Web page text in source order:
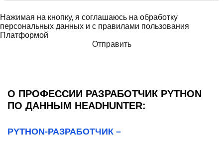
Нажимая на кнопку, я соглашаюсь на обработку
персональных данных и с правилами пользования
Платформой
О ПРОФЕССИИ РАЗРАБОТЧИК PYTHON
ПО ДАННЫМ HEADHUNTER:
PYTHON-РАЗРАБОТЧИК –